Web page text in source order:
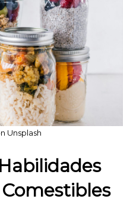
Unsplash